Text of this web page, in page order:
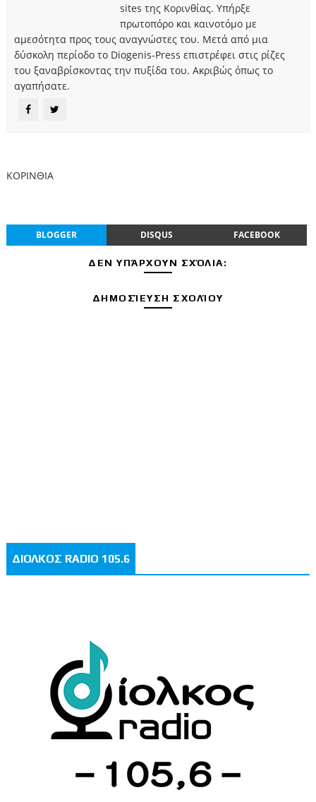
sites της Κορινθίας. Υπήρξε
πρωτοπόρο και καινοτόμο με
αμεσότητα προς τους αναγνώστες του. Μετά από μια
δύσκολη περίοδο το Diogenis-Press επιστρέφει στις ρίζες
του ξαναβρίσκοντας την πυξίδα του. Ακριβώς όπως το
αγαπήσατε.
ΚΟΡΙΝΘΙΑ
BLOGGER DISQUS FACEBOOK
ΔΕΝ ΥΠΆΡΧΟΥΝ ΣΧΌΛΙΑ:
ΔΗΜΟΣΊΕΥΣΗ ΣΧΟΛΊΟΥ
ΔΙΟΛΚΟΣ RADIO 105.6